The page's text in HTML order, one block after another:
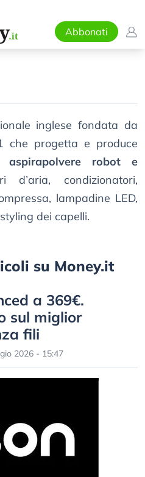
Abbonati
inglese fondata da
che progetta e produce
aspirapolvere robot e
d’aria, condizionatori,
lampadine LED,
dei capelli.
su Money.it
a 369€.
sul miglior
fili
2026 - 15:47